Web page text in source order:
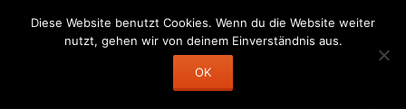
InhaltGerngelesen
"Lesen heißt, durch fremde Hand träumen"
(Fernando Pessoa)
Diese Website benutzt Cookies. Wenn du die Website weiter
nutzt, gehen wir von deinem Einverständnis aus.
OK